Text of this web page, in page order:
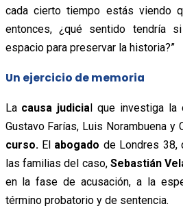
cada cierto tiempo estás viendo
entonces, ¿qué sentido tendría
espacio para preservar la historia?”
Un ejercicio de memoria
Lacausa judicia l que investiga
Gustavo Farías, Luis Norambuena y
curso.El abogado de Londres 38,
las familias del caso, Sebastián
en la fase de acusación, a la
término probatorio y de sentencia.